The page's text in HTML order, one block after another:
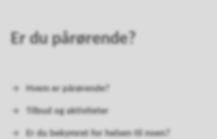
Er du pårørende?
Hvem er pårørende?
Tilbud og aktiviteter
Er du bekymret for helsen til noen?